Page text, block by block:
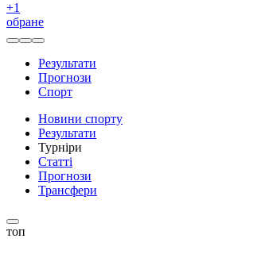
+1
обране
Результати
Прогнози
Спорт
Новини спорту
Результати
Турніри
Статті
Прогнози
Трансфери
топ